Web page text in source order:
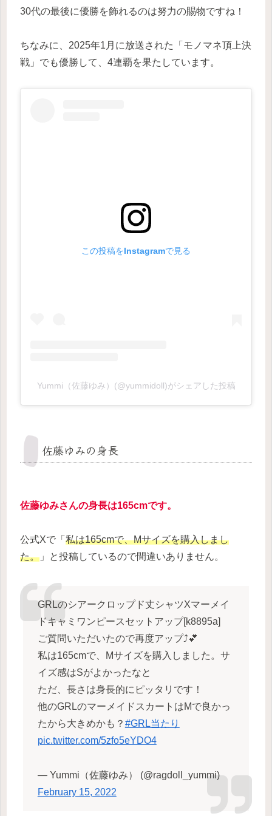
30代の最後に優勝を飾れるのは努力の賜物ですね！
ちなみに、2025年1月に放送された「モノマネ頂上決
戦」でも優勝して、4連覇を果たしています。
この投稿をInstagramで見る
Yummi（佐藤ゆみ）(@yummidoll)がシェアした投稿
佐藤ゆみの身長
佐藤ゆみさんの身長は165cmです。
公式Xで「 私は165cmで、Mサイズを購入しまし
た。 」と投稿しているので間違いありません。
GRLのシアークロップド丈シャツXマーメイ
ドキャミワンピースセットアップ[k8895a]
ご質問いただいたので再度アップ⤴️💕
私は165cmで、Mサイズを購入しました。サ
イズ感はSがよかったなと
ただ、長さは身長的にピッタリです！
他のGRLのマーメイドスカートはMで良かっ
たから大きめかも？ #GRL当たり
pic.twitter.com/5zfo5eYDO4
— Yummi（佐藤ゆみ） (@ragdoll_yummi)
February 15, 2022